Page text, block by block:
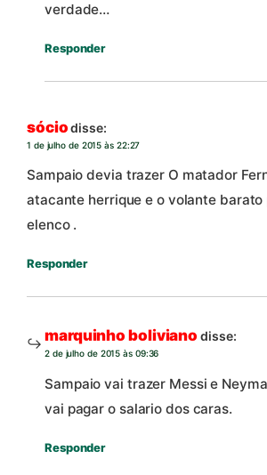
verdade…
Responder
sócio disse:
1 de julho de 2015 às 22:27
Sampaio devia trazer O matador
atacante herrique e o volante barato
elenco .
Responder
marquinho boliviano disse:
2 de julho de 2015 às 09:36
Sampaio vai trazer Messi e
vai pagar o salario dos caras.
Responder